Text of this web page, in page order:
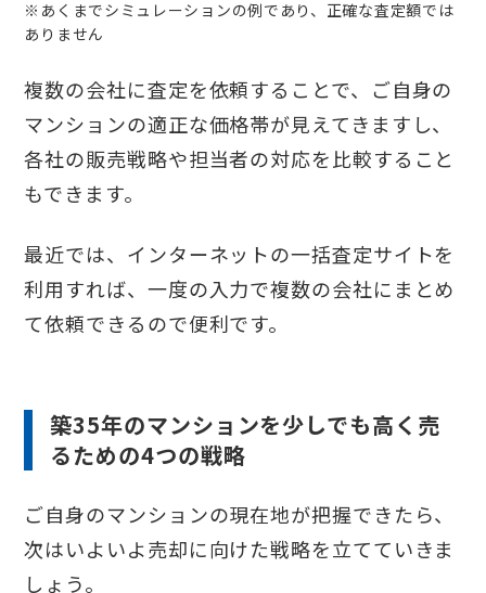
※あくまでシミュレーションの例であり、正確な査定額では
ありません
複数の会社に査定を依頼することで、ご自身の
マンションの適正な価格帯が見えてきますし、
各社の販売戦略や担当者の対応を比較すること
もできます。
最近では、インターネットの一括査定サイトを
利用すれば、一度の入力で複数の会社にまとめ
て依頼できるので便利です。
築35年のマンションを少しでも高く売
るための4つの戦略
ご自身のマンションの現在地が把握できたら、
次はいよいよ売却に向けた戦略を立てていきま
しょう。